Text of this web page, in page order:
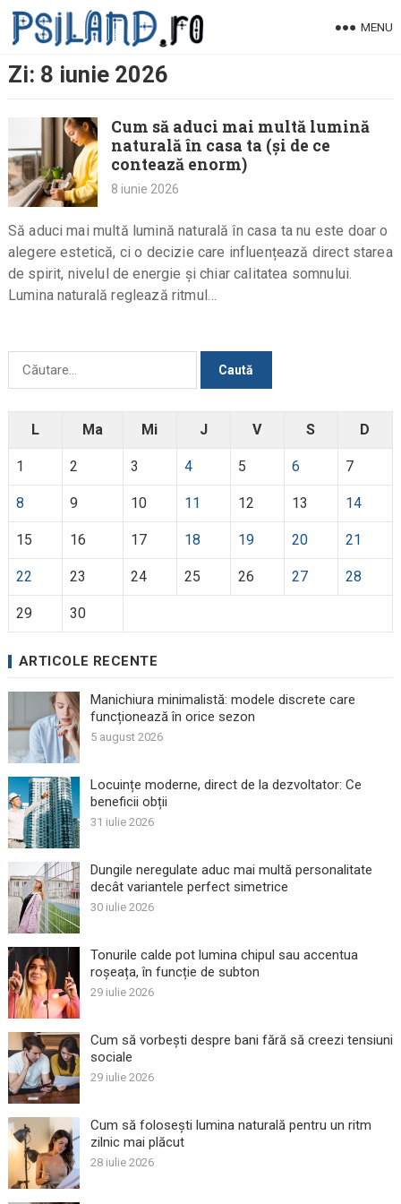
Skip
MENU
Zi: 8 iunie 2026
Cum să aduci mai multă lumină
naturală în casa ta (și de ce
contează enorm)
8 iunie 2026
Să aduci mai multă lumină naturală în casa ta nu este doar o
alegere estetică, ci o decizie care influențează direct starea
de spirit, nivelul de energie și chiar calitatea somnului.
Lumina naturală reglează ritmul…
Caută
L Ma Mi J V S D
1 2 3 4 5 6 7
8 9 10 11 12 13 14
15 16 17 18 19 20 21
22 23 24 25 26 27 28
29 30
ARTICOLE RECENTE
Manichiura minimalistă: modele discrete care
funcționează în orice sezon
5 august 2026
Locuințe moderne, direct de la dezvoltator: Ce
beneficii obții
31 iulie 2026
Dungile neregulate aduc mai multă personalitate
decât variantele perfect simetrice
30 iulie 2026
Tonurile calde pot lumina chipul sau accentua
roșeața, în funcție de subton
29 iulie 2026
Cum să vorbești despre bani fără să creezi tensiuni
sociale
29 iulie 2026
Cum să folosești lumina naturală pentru un ritm
zilnic mai plăcut
28 iulie 2026